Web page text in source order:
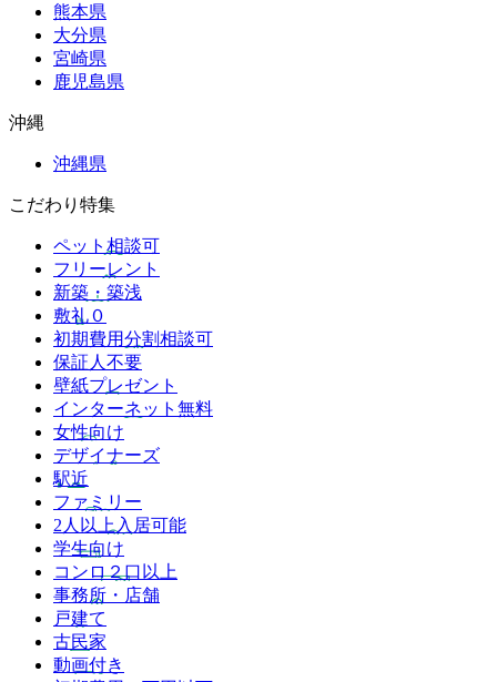
熊本県
大分県
宮崎県
鹿児島県
沖縄
沖縄県
こだわり特集
ペット相談可
フリーレント
新築・築浅
敷礼０
初期費用分割相談可
保証人不要
壁紙プレゼント
インターネット無料
女性向け
デザイナーズ
駅近
ファミリー
2人以上入居可能
学生向け
コンロ２口以上
事務所・店舗
戸建て
古民家
動画付き